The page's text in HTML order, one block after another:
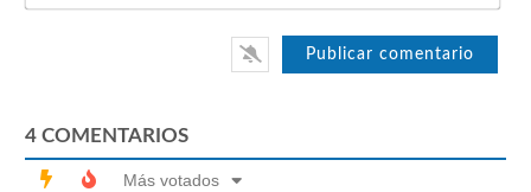
4 COMENTARIOS
Más votados